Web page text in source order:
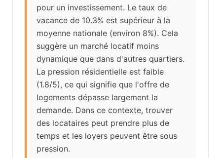
pour un investissement. Le taux de
vacance de 10.3% est supérieur à la
moyenne nationale (environ 8%). Cela
suggère un marché locatif moins
dynamique que dans d'autres quartiers.
La pression résidentielle est faible
(1.8/5), ce qui signifie que l'offre de
logements dépasse largement la
demande. Dans ce contexte, trouver
des locataires peut prendre plus de
temps et les loyers peuvent être sous
pression.